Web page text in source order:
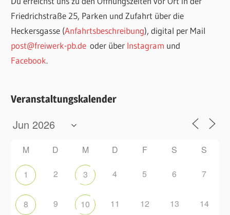
Friedrichstraße 25, Parken und Zufahrt über die
Heckersgasse (Anfahrtsbeschreibung), digital per Mail
post@freiwerk-pb.de oder über Instagram und
Facebook.
Veranstaltungskalender
M D M D F S S
1 2 3 4 5 6 7
8 9 10 11 12 13 14